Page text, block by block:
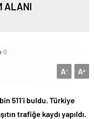
ALANI
0
A+
A-
511’i buldu. Türkiye
trafiğe kaydı yapıldı.